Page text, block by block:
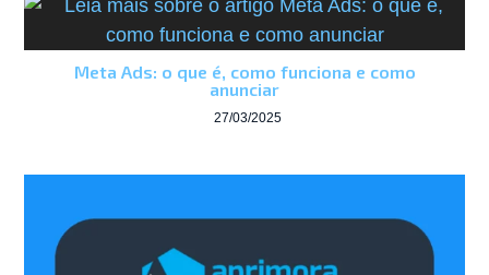
Meta Ads: o que é, como funciona e como
anunciar
27/03/2025